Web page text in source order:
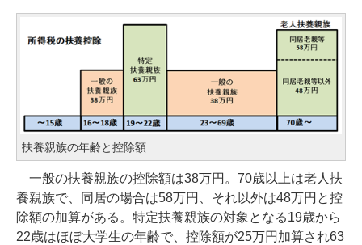
扶養親族の年齢と控除額
一般の扶養親族の控除額は38万円。70歳以上は老人扶
養親族で、同居の場合は58万円、それ以外は48万円と控
除額の加算がある。特定扶養親族の対象となる19歳から
22歳はほぼ大学生の年齢で、控除額が25万円加算され63